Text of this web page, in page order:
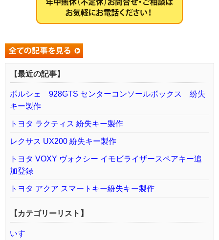
【最近の記事】
ポルシェ 928GTS センターコンソールボックス 紛失
キー製作
トヨタ ラクティス 紛失キー製作
レクサス UX200 紛失キー製作
トヨタ VOXY ヴォクシー イモビライザースペアキー追
加登録
トヨタ アクア スマートキー紛失キー製作
【カテゴリーリスト】
いすゞ